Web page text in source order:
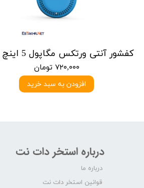
۷۲۰,۰۰۰ تومان
افزودن به سبد خرید
درباره استخر دات نت
درباره ما
قوانین استخر دات نت